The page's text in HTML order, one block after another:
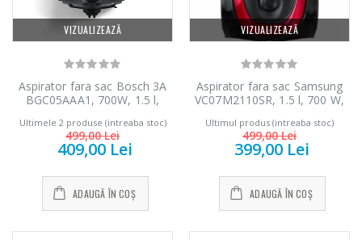
VIZUALIZEAZĂ
Aspirator fara sac Bosch 3A
BGC05AAA1, 700W, 1.5 l,
Clean, Negru/Mov
Ultimele 2 produse (intreaba stoc)
499,00 Lei
409,00 Lei
ADAUGĂ ÎN COȘ
VIZUALIZEAZĂ
Aspirator fara sac Samsung
VC07M2110SR, 1.5 l, 700 W,
Cyclone, Rosu
Ultimul produs (intreaba stoc)
499,00 Lei
399,00 Lei
ADAUGĂ ÎN COȘ